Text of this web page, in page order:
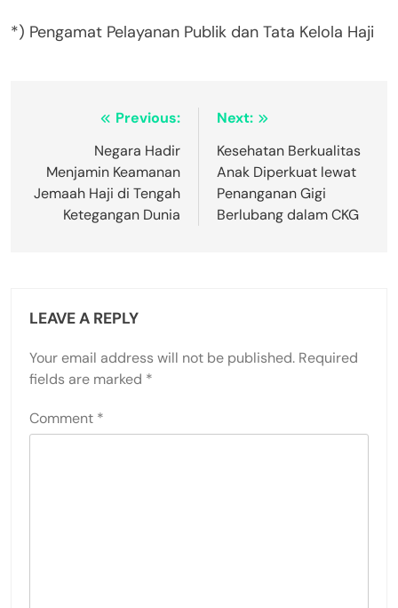
*) Pengamat Pelayanan Publik dan Tata Kelola Haji
navigation
Previous:
Negara Hadir
Menjamin Keamanan
Jemaah Haji di Tengah
Ketegangan Dunia
Next:
Kesehatan Berkualitas
Anak Diperkuat lewat
Penanganan Gigi
Berlubang dalam CKG
LEAVE A REPLY
Your email address will not be published. Required
fields are marked *
Comment *